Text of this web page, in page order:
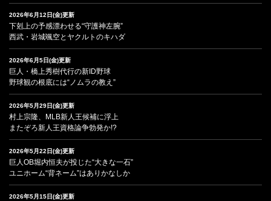
2026年6月12日(金)更新
下剋上の予感漂わせる“守護神左腕”
西武・岩城颯空とヤクルトのキハダ
2026年6月5日(金)更新
巨人・橋上秀樹代行の新ID野球
野球観の根底には“ノムラの教え”
2026年5月29日(金)更新
村上宗隆、MLB新人王候補に浮上
またぞろ新人王資格論争勃発か!?
2026年5月22日(金)更新
巨人OB堀内恒夫が投じた“大きな一石”
ユニホーム“背ネーム”はありかなしか
2026年5月15日(金)更新